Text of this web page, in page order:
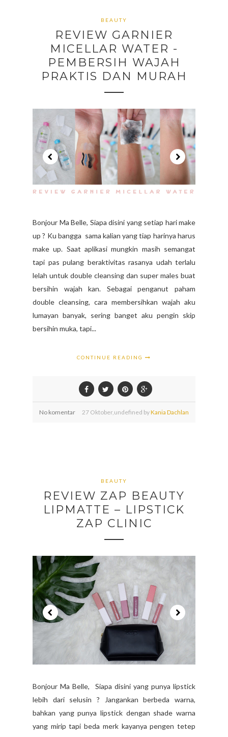
BEAUTY
REVIEW GARNIER
MICELLAR WATER -
PEMBERSIH WAJAH
PRAKTIS DAN MURAH
Bonjour Ma Belle, Siapa disini yang setiap hari make
up ? Ku bangga sama kalian yang tiap harinya harus
make up. Saat aplikasi mungkin masih semangat
tapi pas pulang beraktivitas rasanya udah terlalu
lelah untuk double cleansing dan super males buat
bersihin wajah kan. Sebagai penganut paham
double cleansing, cara membersihkan wajah aku
lumayan banyak, sering banget aku pengin skip
bersihin muka, tapi...
CONTINUE READING
No komentar 27 Oktober,undefined byKania Dachlan
BEAUTY
REVIEW ZAP BEAUTY
LIPMATTE – LIPSTICK
ZAP CLINIC
Bonjour Ma Belle, Siapa disini yang punya lipstick
lebih dari selusin ? Jangankan berbeda warna,
bahkan yang punya lipstick dengan shade warna
yang mirip tapi beda merk kayanya pengen tetep